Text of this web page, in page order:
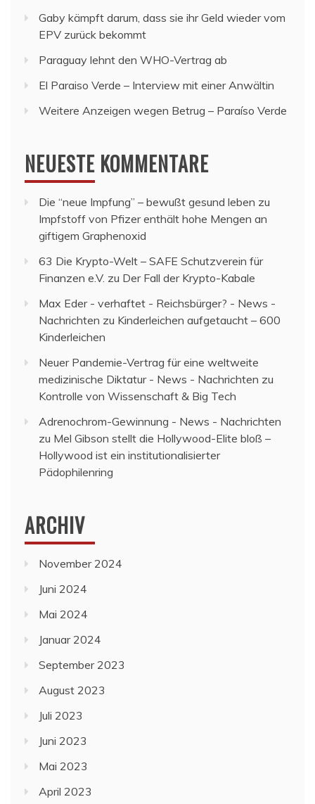
Gaby kämpft darum, dass sie ihr Geld wieder vom
EPV zurück bekommt
Paraguay lehnt den WHO-Vertrag ab
El Paraiso Verde – Interview mit einer Anwältin
Weitere Anzeigen wegen Betrug – Paraíso Verde
NEUESTE KOMMENTARE
Die “neue Impfung” – bewußt gesund leben zu
Impfstoff von Pfizer enthält hohe Mengen an
giftigem Graphenoxid
63 Die Krypto-Welt – SAFE Schutzverein für
Finanzen e.V. zu Der Fall der Krypto-Kabale
Max Eder - verhaftet - Reichsbürger? - News -
Nachrichten zu Kinderleichen aufgetaucht – 600
Kinderleichen
Neuer Pandemie-Vertrag für eine weltweite
medizinische Diktatur - News - Nachrichten zu
Kontrolle von Wissenschaft & Big Tech
Adrenochrom-Gewinnung - News - Nachrichten
zu Mel Gibson stellt die Hollywood-Elite bloß –
Hollywood ist ein institutionalisierter
Pädophilenring
ARCHIV
November 2024
Juni 2024
Mai 2024
Januar 2024
September 2023
August 2023
Juli 2023
Juni 2023
Mai 2023
April 2023